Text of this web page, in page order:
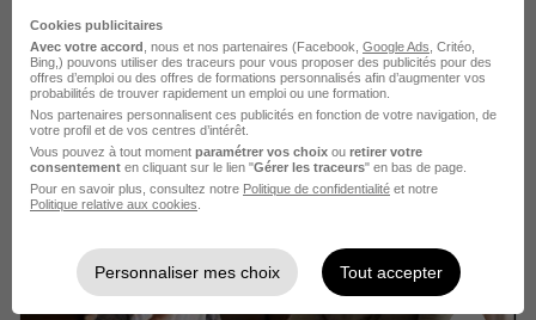
Professeur de Piano pour Cours
Particuliers H/F
Anacours
Sceaux - 92 CDD 22 € / heure
Voir l’offre
Cookies publicitaires
Avec votre accord , nous et nos partenaires (Facebook, Google Ads , Critéo,
Bing,) pouvons utiliser des traceurs pour vous proposer des publicités pour des
offres d’emploi ou des offres de formations personnalisés afin d’augmenter vos
probabilités de trouver rapidement un emploi ou une formation.
Nos partenaires personnalisent ces publicités en fonction de votre navigation, de
votre profil et de vos centres d’intérêt.
Vous pouvez à tout moment paramétrer vos choix ou retirer votre
consentement en cliquant sur le lien "Gérer les traceurs" en bas de page.
Pour en savoir plus, consultez notre Politique de confidentialité et notre
Politique relative aux cookies
Personnaliser mes choix Tout accepter